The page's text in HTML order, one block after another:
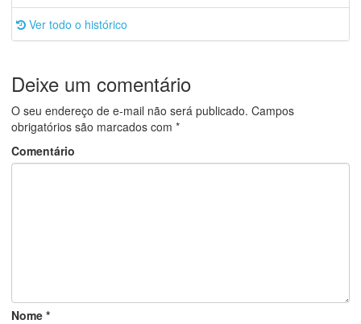
Ver todo o histórico
Deixe um comentário
O seu endereço de e-mail não será publicado. Campos
obrigatórios são marcados com *
Comentário
Nome *